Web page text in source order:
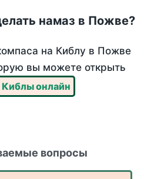
намаз в Пожве?
на Киблу в Пожве
вы можете открыть
Киблы онлайн
вопросы